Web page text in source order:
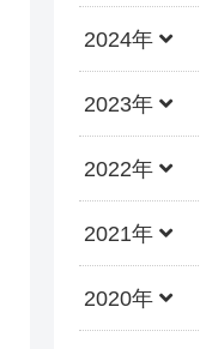
2024年
2023年
2022年
2021年
2020年